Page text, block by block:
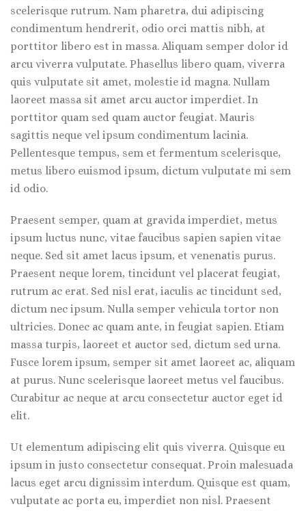
scelerisque rutrum. Nam pharetra, dui adipiscing
condimentum hendrerit, odio orci mattis nibh, at
porttitor libero est in massa. Aliquam semper dolor id
arcu viverra vulputate. Phasellus libero quam, viverra
quis vulputate sit amet, molestie id magna. Nullam
laoreet massa sit amet arcu auctor imperdiet. In
porttitor quam sed quam auctor feugiat. Mauris
sagittis neque vel ipsum condimentum lacinia.
Pellentesque tempus, sem et fermentum scelerisque,
metus libero euismod ipsum, dictum vulputate mi sem
id odio.
Praesent semper, quam at gravida imperdiet, metus
ipsum luctus nunc, vitae faucibus sapien sapien vitae
neque. Sed sit amet lacus ipsum, et venenatis purus.
Praesent neque lorem, tincidunt vel placerat feugiat,
rutrum ac erat. Sed nisl erat, iaculis ac tincidunt sed,
dictum nec ipsum. Nulla semper vehicula tortor non
ultricies. Donec ac quam ante, in feugiat sapien. Etiam
massa turpis, laoreet et auctor sed, dictum sed urna.
Fusce lorem ipsum, semper sit amet laoreet ac, aliquam
at purus. Nunc scelerisque laoreet metus vel faucibus.
Curabitur ac neque at arcu consectetur auctor eget id
elit.
Ut elementum adipiscing elit quis viverra. Quisque eu
ipsum in justo consectetur consequat. Proin malesuada
lacus eget arcu dignissim interdum. Quisque est quam,
vulputate ac porta eu, imperdiet non nisl. Praesent